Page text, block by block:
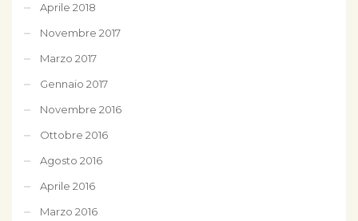
Aprile 2018
Novembre 2017
Marzo 2017
Gennaio 2017
Novembre 2016
Ottobre 2016
Agosto 2016
Aprile 2016
Marzo 2016